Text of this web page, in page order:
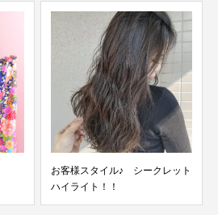
お客様スタイル♪ シークレット
ハイライト！！